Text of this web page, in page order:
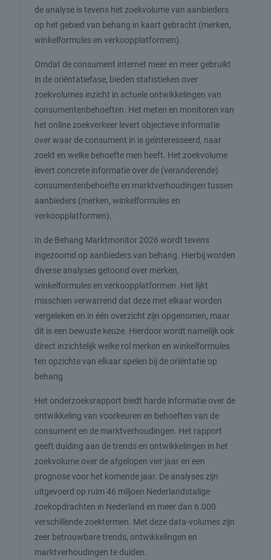
de analyse is tevens het zoekvolume van aanbieders
op het gebied van behang in kaart gebracht (merken,
winkelformules en verkoopplatformen).
Omdat de consument internet meer en meer gebruikt
in de oriëntatiefase, bieden statistieken over
zoekvolumes inzicht in actuele ontwikkelingen van
consumentenbehoeften. Het meten en monitoren van
het online zoekverkeer levert objectieve informatie
over waar de consument in is geïnteresseerd, naar
zoekt en welke behoefte men heeft. Het zoekvolume
levert concrete informatie over de (veranderende)
consumentenbehoefte en marktverhoudingen tussen
aanbieders (merken, winkelformules en
verkoopplatformen).
In de Behang Marktmonitor 2026 wordt tevens
ingezoomd op aanbieders van behang. Hierbij worden
diverse analyses getoond over merken,
winkelformules en verkoopplatformen. Het lijkt
misschien verwarrend dat deze met elkaar worden
vergeleken en in één overzicht zijn opgenomen, maar
dit is een bewuste keuze. Hierdoor wordt namelijk ook
direct inzichtelijk welke rol merken en winkelformules
ten opzichte van elkaar spelen bij de oriëntatie op
behang.
Het onderzoeksrapport biedt harde informatie over de
ontwikkeling van voorkeuren en behoeften van de
consument en de marktverhoudingen. Het rapport
geeft duiding aan de trends en ontwikkelingen in het
zoekvolume over de afgelopen vier jaar en een
prognose voor het komende jaar. De analyses zijn
uitgevoerd op ruim 46 miljoen Nederlandstalige
zoekopdrachten in Nederland en meer dan 6.000
verschillende zoektermen. Met deze data-volumes zijn
zeer betrouwbare trends, ontwikkelingen en
marktverhoudingen te duiden.